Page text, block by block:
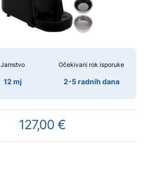
Jamstvo
12 mj
Očekivani rok isporuke
2-5 radnih dana
127,00 €